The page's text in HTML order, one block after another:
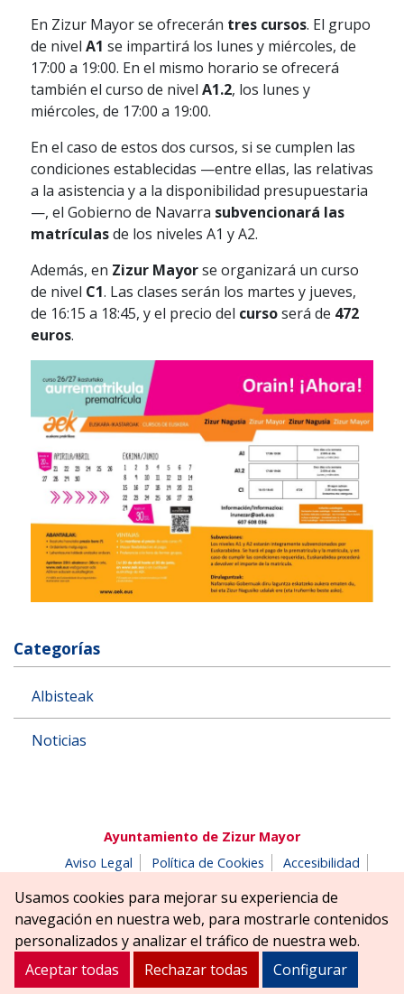
En Zizur Mayor se ofrecerán tres cursos. El grupo
de nivel A1 se impartirá los lunes y miércoles, de
17:00 a 19:00. En el mismo horario se ofrecerá
también el curso de nivel A1.2, los lunes y
miércoles, de 17:00 a 19:00.
En el caso de estos dos cursos, si se cumplen las
condiciones establecidas —entre ellas, las relativas
a la asistencia y a la disponibilidad presupuestaria
—, el Gobierno de Navarra subvencionará las
matrículasde los niveles A1 y A2.
Además, en Zizur Mayorse organizará un curso
de nivel C1. Las clases serán los martes y jueves,
de 16:15 a 18:45, y el precio del cursoserá de 472
euros.
Categorías
Albisteak
Noticias
Ayuntamiento de Zizur Mayor
Aviso Legal
Política de Cookies
Accesibilidad
Parque Erreniega parkea, s/n | 31180 Zizur Mayor-Zizur
Nagusia (NAVARRA-NAFARROA)
Tel. 948 181900
ayuntamiento@zizurmayor.es
Usamos cookies para mejorar su experiencia de
navegación en nuestra web, para mostrarle contenidos
personalizados y analizar el tráfico de nuestra web.
Aceptar todas
Rechazar todas Configurar